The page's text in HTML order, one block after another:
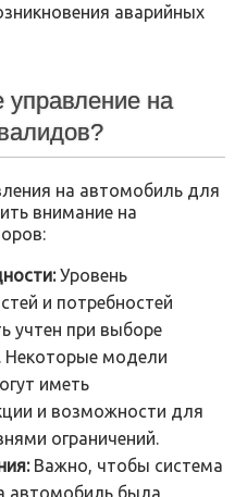
аварийных
управление на
на автомобиль для
внимание на
Уровень
и потребностей
учтен при выборе
модели
иметь
и возможности для
ограничений.
Важно, чтобы система